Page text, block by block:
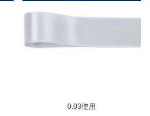
0.03使用